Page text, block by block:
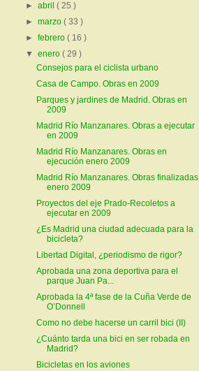
►abril( 25 )
►marzo( 33 )
►febrero( 16 )
▼enero( 29 )
Consejos para el ciclista urbano
Casa de Campo. Obras en 2009
Parques y jardines de Madrid. Obras en
2009
Madrid Río Manzanares. Obras a ejecutar
en 2009
Madrid Río Manzanares. Obras en
ejecución enero 2009
Madrid Río Manzanares. Obras finalizadas
enero 2009
Proyectos del eje Prado-Recoletos a
ejecutar en 2009
¿Es Madrid una ciudad adecuada para la
bicicleta?
Libertad Digital, ¿periodismo de rigor?
Aprobada una zona deportiva para el
parque Juan Pa...
Aprobada la 4ª fase de la Cuña Verde de
O’Donnell
Como no debe hacerse un carril bici (II)
¿Cuánto tarda una bici en ser robada en
Madrid?
Bicicletas en los aviones